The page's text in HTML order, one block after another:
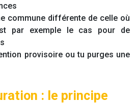
commune différente de celle où
par exemple le cas pour de
provisoire ou tu purges une
: le principe